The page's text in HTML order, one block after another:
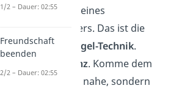
Körpersprache deines
Gesprächspartners. Das ist die
sogenannte
Spiegel-Technik.
Distanz. Komme dem
anderen nicht zu nahe, sondern
1/2 – Dauer: 02:55
Freundschaft
beenden
2/2 – Dauer: 02:55